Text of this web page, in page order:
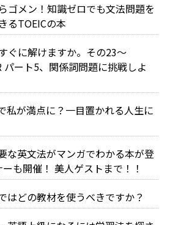
ゴメン！知識ゼロでも文法問題を
るTOEICの本
ぐに解けますか。その23～
パート5、関係詞問題に挑戦しよ
私が満点に？一目置かれる人生に
な英文法がマンガでわかる本が登
も開催！ 美人ゲストまで！！
はどの教材を使うべきですか？